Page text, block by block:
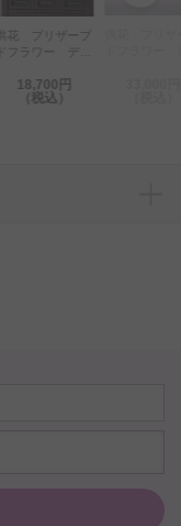
供花 プリザーブ
ドフラワー デザ
（ピンク）と和モ
ダン線香「和遊
18,700円
（税込）